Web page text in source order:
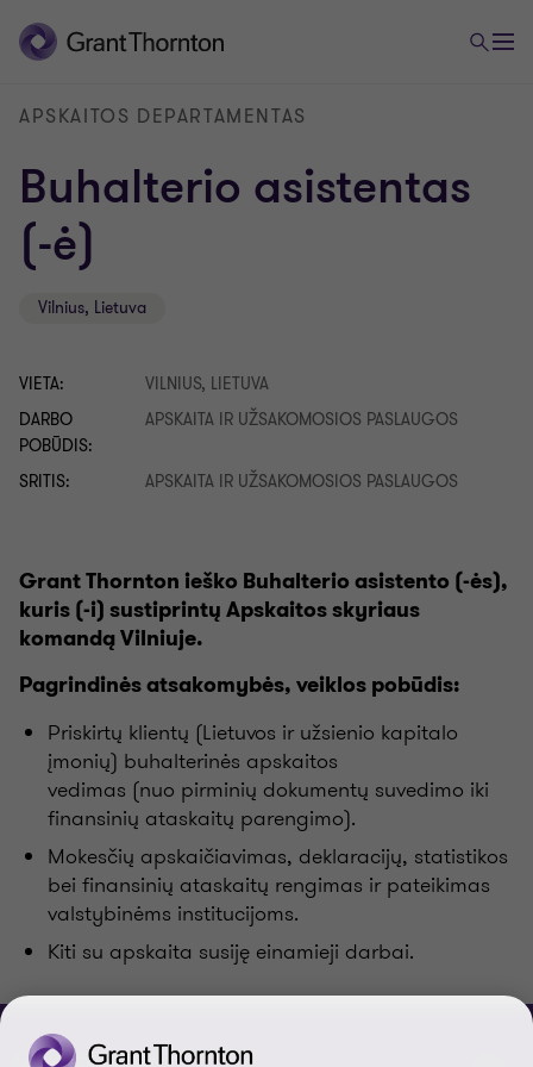
APSKAITOS DEPARTAMENTAS
Buhalterio asistentas
(-ė)
Vilnius, Lietuva
VIETA:
VILNIUS, LIETUVA
DARBO
POBŪDIS:
APSKAITA IR UŽSAKOMOSIOS PASLAUGOS
SRITIS: APSKAITA IR UŽSAKOMOSIOS PASLAUGOS
Grant Thornton ieško Buhalterio asistento (-ės),
kuris (-i) sustiprintų Apskaitos skyriaus
komandą Vilniuje.
Pagrindinės atsakomybės, veiklos pobūdis:
Priskirtų klientų (Lietuvos ir užsienio kapitalo
įmonių) buhalterinės apskaitos
vedimas (nuo pirminių dokumentų suvedimo iki
finansinių ataskaitų parengimo).
Mokesčių apskaičiavimas, deklaracijų, statistikos
bei finansinių ataskaitų rengimas ir pateikimas
valstybinėms institucijoms.
Kiti su apskaita susiję einamieji darbai.